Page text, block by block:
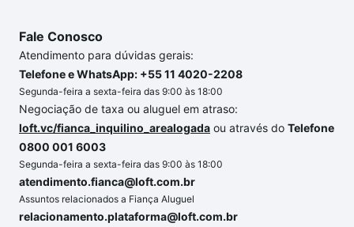
Fale Conosco
Atendimento para dúvidas gerais:
Telefone e WhatsApp: +55 11 4020-2208
Segunda-feira a sexta-feira das 9:00 às 18:00
Negociação de taxa ou aluguel em atraso:
loft.vc/fianca_inquilino_arealogada ou através do Telefone
0800 001 6003
Segunda-feira a sexta-feira das 9:00 às 18:00
atendimento.fianca@loft.com.br
Assuntos relacionados a Fiança Aluguel
relacionamento.plataforma@loft.com.br